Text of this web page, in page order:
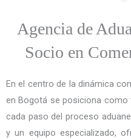
Agencia de
Socio en
En el centro de la dinámica
en Bogotá se posiciona
cada paso del proceso
y un equipo especializado,